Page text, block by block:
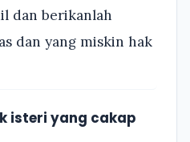
dan berikanlah
dan yang miskin hak
isteri yang cakap